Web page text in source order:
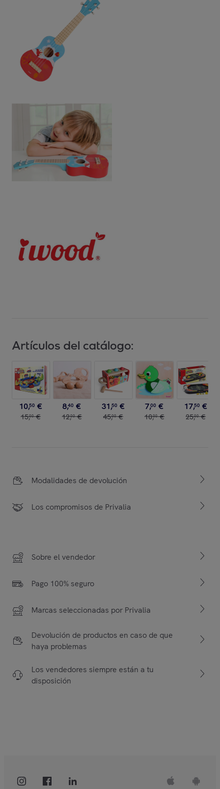
Artículos del catálogo:
10,50 €
15,00 €
8,40 €
12,00 €
31,50 €
45,00 €
7,00 €
10,00 €
17,50 €
25,00 €
Modalidades de devolución
Los compromisos de Privalia
Sobre el vendedor
Pago 100% seguro
Marcas seleccionadas por Privalia
Devolución de productos en caso de que
haya problemas
Los vendedores siempre están a tu
disposición